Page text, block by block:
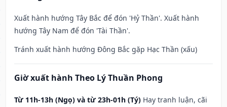
Xuất hành hướng Tây Bắc để đón 'Hỷ Thần'. Xuất hành
hướng Tây Nam để đón 'Tài Thần'.
Tránh xuất hành hướng Đông Bắc gặp Hạc Thần (xấu)
Giờ xuất hành Theo Lý Thuần Phong
Từ 11h-13h (Ngọ) và từ 23h-01h (Tý) Hay tranh luận, cãi